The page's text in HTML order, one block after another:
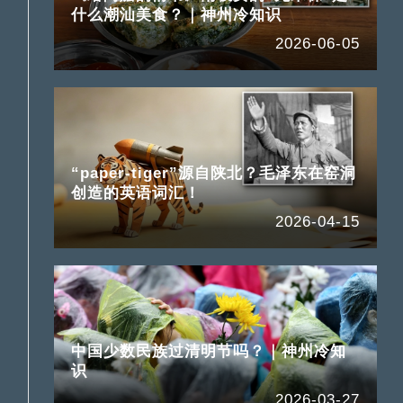
什么潮汕美食？｜神州冷知识
2026-06-05
“paper-tiger”源自陕北？毛泽东在窑洞
创造的英语词汇！
2026-04-15
中国少数民族过清明节吗？｜神州冷知
识